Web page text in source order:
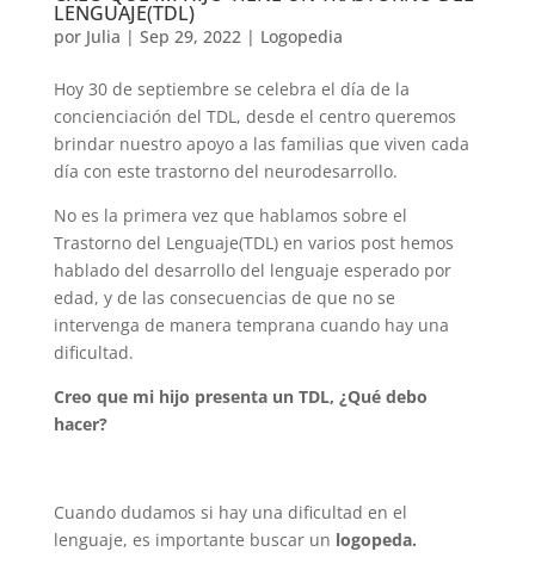
LENGUAJE(TDL)
por Julia | Sep 29, 2022 | Logopedia
Hoy 30 de septiembre se celebra el día de la
concienciación del TDL, desde el centro queremos
brindar nuestro apoyo a las familias que viven cada
día con este trastorno del neurodesarrollo.
No es la primera vez que hablamos sobre el
Trastorno del Lenguaje(TDL) en varios post hemos
hablado del desarrollo del lenguaje esperado por
edad, y de las consecuencias de que no se
intervenga de manera temprana cuando hay una
dificultad.
Creo que mi hijo presenta un TDL, ¿Qué debo
hacer?
Cuando dudamos si hay una dificultad en el
lenguaje, es importante buscar un logopeda.